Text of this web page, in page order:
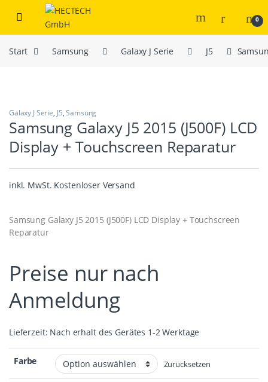
Open 0
Start Samsung Galaxy J Serie J5
Galaxy J Serie, J5,Samsung
Samsung Galaxy J5 2015 (J500F) LCD
Display + Touchscreen Reparatur
inkl. MwSt. Kostenloser Versand
Samsung Galaxy J5 2015 (J500F) LCD Display + Touchscreen
Reparatur
Preise nur nach
Anmeldung
Lieferzeit: Nach erhalt des Gerätes 1-2 Werktage
Farbe Zurücksetzen